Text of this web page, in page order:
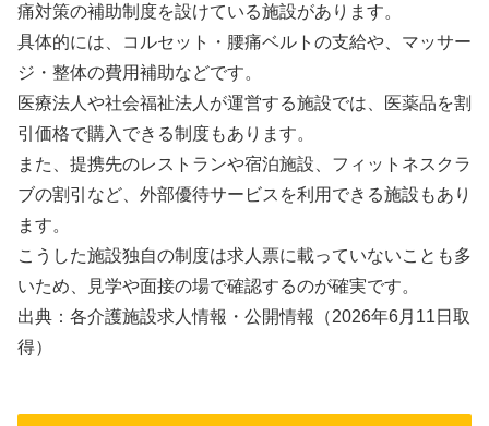
痛対策の補助制度を設けている施設があります。
具体的には、コルセット・腰痛ベルトの支給や、マッサー
ジ・整体の費用補助などです。
医療法人や社会福祉法人が運営する施設では、医薬品を割
引価格で購入できる制度もあります。
また、提携先のレストランや宿泊施設、フィットネスクラ
ブの割引など、外部優待サービスを利用できる施設もあり
ます。
こうした施設独自の制度は求人票に載っていないことも多
いため、見学や面接の場で確認するのが確実です。
出典：各介護施設求人情報・公開情報（2026年6月11日取
得）